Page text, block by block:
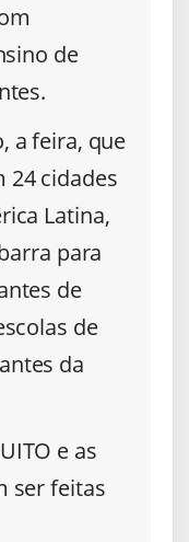
de
a feira, que
24 cidades
Latina,
para
de
de
da
e as
ser feitas